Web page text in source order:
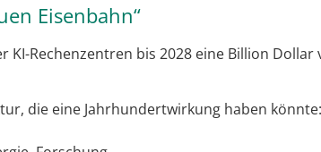
Eisenbahn“
KI-Rechenzentren bis 2028 eine Billion Dollar
die eine Jahrhundertwirkung haben könnte: